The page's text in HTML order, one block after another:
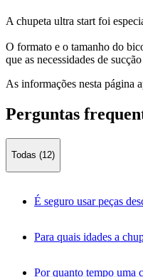
A chupeta ultra start foi
O formato e o tamanho do
que as necessidades de
As informações nesta página
Perguntas
Todas (12)
É seguro usar peças
Para quais idades a
Por quanto tempo uma